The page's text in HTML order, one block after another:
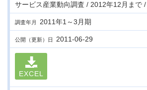
サービス産業動向調査 / 2012年12月まで
調査年月 2011年1～3月期
公開（更新）日 2011-06-29
EXCEL